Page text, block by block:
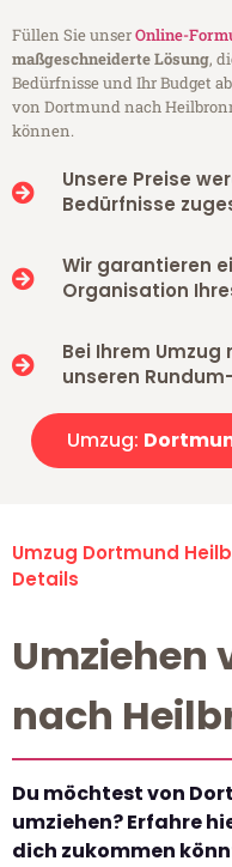
Füllen Sie unserOnline-
maßgeschneiderte Lösung,
Bedürfnisse und Ihr Budget
von Dortmund nach
können.
Unsere Preise
Bedürfnisse
Wir garantieren
Organisation
Bei Ihrem
unseren
Umzug:
Umzug Dortmund
Details
Umziehen
nach
Du möchtest von
umziehen? Erfahre
dich zukommen